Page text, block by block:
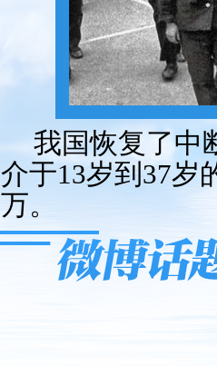
我国恢复了中
介于13岁到37岁
万。